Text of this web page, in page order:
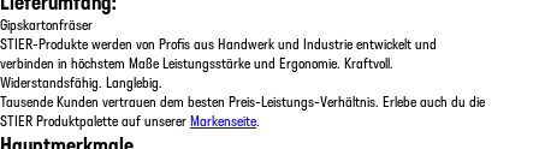
Gipskartonfräser
STIER-Produkte werden von Profis aus Handwerk und Industrie entwickelt und
verbinden in höchstem Maße Leistungsstärke und Ergonomie. Kraftvoll.
Widerstandsfähig. Langlebig.
Tausende Kunden vertrauen dem besten Preis-Leistungs-Verhältnis. Erlebe auch du die
STIER Produktpalette auf unsererMarkenseite.